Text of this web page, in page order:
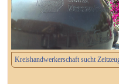
Kreishandwerkerschaft sucht